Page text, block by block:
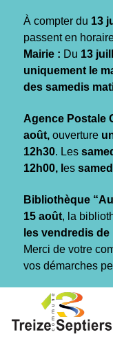
À compter du 13
passent en
Mairie : Du 13
uniquement le
des samedis
Agence Postale
août, ouverture
12h30. Les
12h00, l es
Bibliothèque
15 août, la
les vendredis de
Merci de votre
vos démarches
contenu
pied